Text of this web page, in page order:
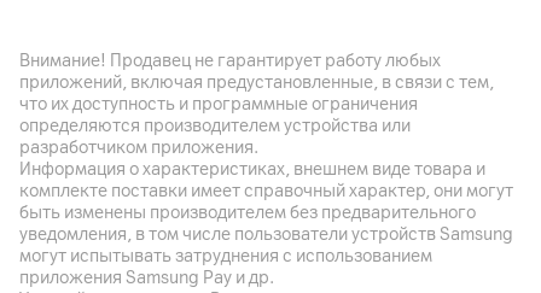
ООО "Компания Бинго", 220007, г. Минск, ул. Фабрициуса,
дом 4, пом. 1, 2 этаж
Производитель
Mi Li Ling Electronics Technology Co., Limited, Room 241, No.
59, Shatai Highway, Tianhe Dist., Guangzhou, Guangdong,
Китай
Комплект поставки
чехол
Внимание! Продавец не гарантирует работу любых
приложений, включая предустановленные, в связи с тем,
что их доступность и программные ограничения
определяются производителем устройства или
разработчиком приложения.
Информация о характеристиках, внешнем виде товара и
комплекте поставки имеет справочный характер, они могут
быть изменены производителем без предварительного
уведомления, в том числе пользователи устройств Samsung
могут испытывать затруднения с использованием
приложения Samsung Pay и др.